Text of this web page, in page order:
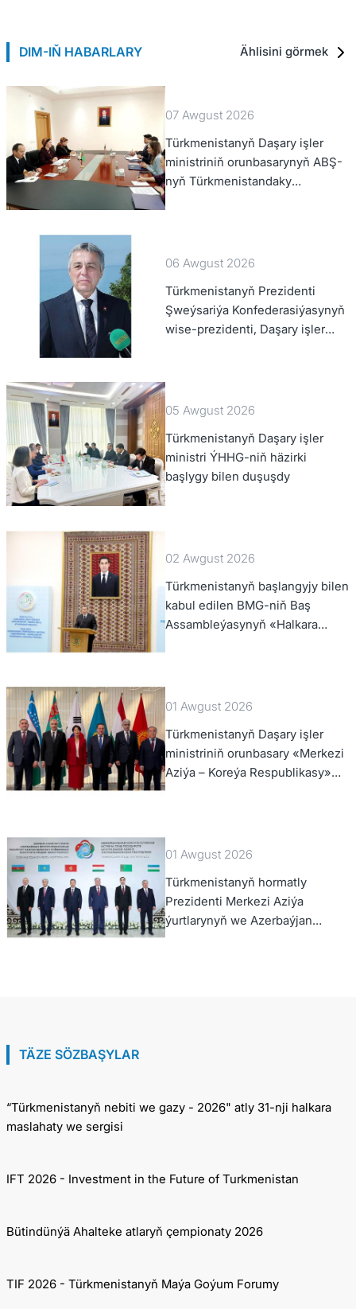
DIM-IŇ HABARLARY Ählisini görmek
07 Awgust 2026
Türkmenistanyň Daşary işler
ministriniň orunbasarynyň ABŞ-
nyň Türkmenistandaky
wagtlaýyn işler ynanylan wekili
06 Awgust 2026
Türkmenistanyň Prezidenti
Şweýsariýa Konfederasiýasynyň
wise-prezidenti, Daşary işler
05 Awgust 2026
Türkmenistanyň Daşary işler
ministri ÝHHG-niň häzirki
başlygy bilen duşuşdy
02 Awgust 2026
Türkmenistanyň başlangyjy bilen
kabul edilen BMG-niň Baş
Assambleýasynyň «Halkara
01 Awgust 2026
Türkmenistanyň Daşary işler
ministriniň orunbasary «Merkezi
Aziýa – Koreýa Respublikasy»
hyzmatdaşlyk forumynyň ýokary
01 Awgust 2026
Türkmenistanyň hormatly
Prezidenti Merkezi Aziýa
ýurtlarynyň we Azerbaýjan
Respublikasynyň döwlet
TÄZE SÖZBAŞYLAR
“Türkmenistanyň nebiti we gazy - 2026" atly 31-nji halkara
maslahaty we sergisi
IFT 2026 - Investment in the Future of Turkmenistan
Bütindünýä Ahalteke atlaryň çempionaty 2026
TIF 2026 - Türkmenistanyň Maýa Goýum Forumy